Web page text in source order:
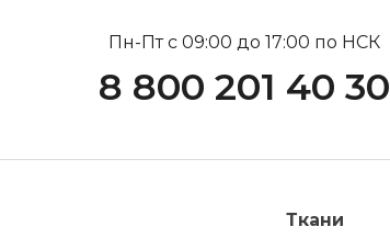
Пн-Пт с 09:00 до 17:00 по НСК
8 800 201 40 30
Ткани